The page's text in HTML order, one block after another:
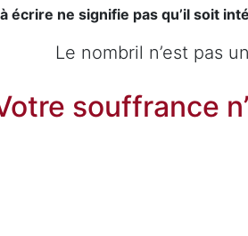
écrire ne signifie pas qu’il soit
Le nombril n’est pas
souffrance